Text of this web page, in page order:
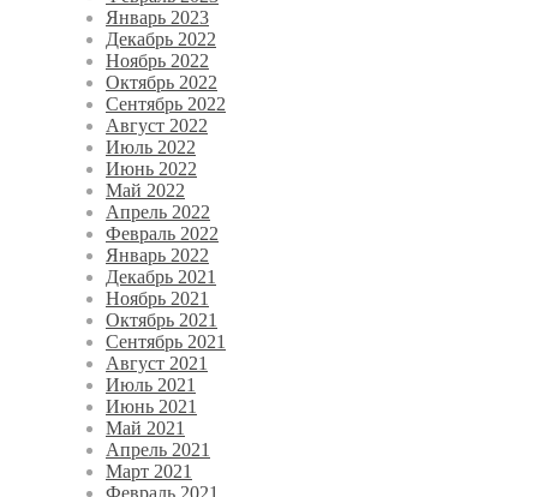
Январь 2023
Декабрь 2022
Ноябрь 2022
Октябрь 2022
Сентябрь 2022
Август 2022
Июль 2022
Июнь 2022
Май 2022
Апрель 2022
Февраль 2022
Январь 2022
Декабрь 2021
Ноябрь 2021
Октябрь 2021
Сентябрь 2021
Август 2021
Июль 2021
Июнь 2021
Май 2021
Апрель 2021
Март 2021
Февраль 2021